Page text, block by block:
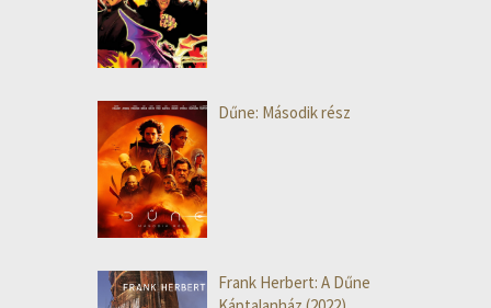
Dűne: Második rész
Frank Herbert: A Dűne